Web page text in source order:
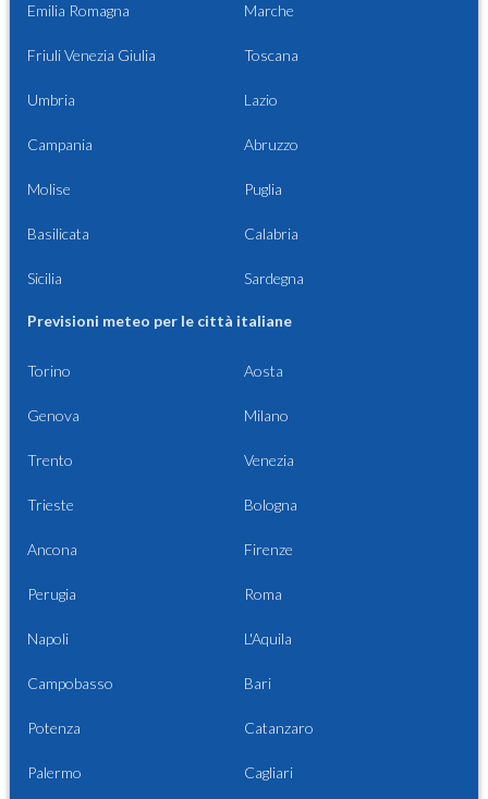
Emilia Romagna Marche
Friuli Venezia Giulia Toscana
Umbria Lazio
Campania Abruzzo
Molise Puglia
Basilicata Calabria
Sicilia Sardegna
Previsioni meteo per le città italiane
Torino Aosta
Genova Milano
Trento Venezia
Trieste Bologna
Ancona Firenze
Perugia Roma
Napoli L'Aquila
Campobasso Bari
Potenza Catanzaro
Palermo Cagliari